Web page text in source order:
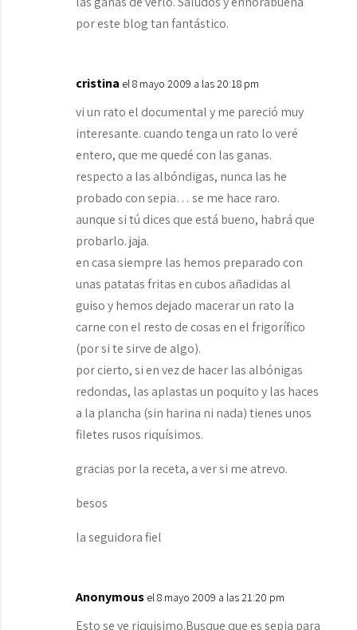
por este blog tan fantástico.
cristina el 8 mayo 2009 a las 20:18 pm
vi un rato el documental y me pareció muy
interesante. cuando tenga un rato lo veré
entero, que me quedé con las ganas.
respecto a las albóndigas, nunca las he
probado con sepia… se me hace raro.
aunque si tú dices que está bueno, habrá que
probarlo. jaja.
en casa siempre las hemos preparado con
unas patatas fritas en cubos añadidas al
guiso y hemos dejado macerar un rato la
carne con el resto de cosas en el frigorífico
(por si te sirve de algo).
por cierto, si en vez de hacer las albónigas
redondas, las aplastas un poquito y las haces
a la plancha (sin harina ni nada) tienes unos
filetes rusos riquísimos.
gracias por la receta, a ver si me atrevo.
besos
la seguidora fiel
Anonymous el 8 mayo 2009 a las 21:20 pm
Esto se ve riquisimo.Busque que es sepia para